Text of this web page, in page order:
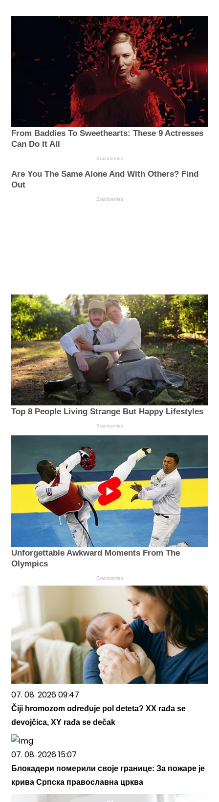
From Baddies To Sweethearts: These 9 Actresses
Can Do It All
Brainberries
Are You The Same Alone And With Others? Find
Out
Brainberries
Top 8 People Living Strange But Happy Lifestyles
Brainberries
Unforgettable Awkward Moments From The
Olympics
Brainberries
07. 08. 2026 09:47
Čiji hromozom određuje pol deteta? XX rađa se
devojčica, XY rađa se dečak
07. 08. 2026 15:07
Блокадери померили своје границе: За пожаре је
крива Српска православна црква